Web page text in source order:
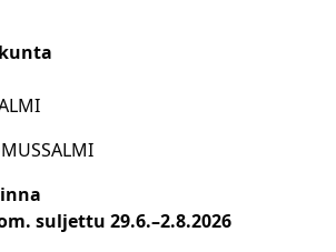
suljettu 29.6.–2.8.2026